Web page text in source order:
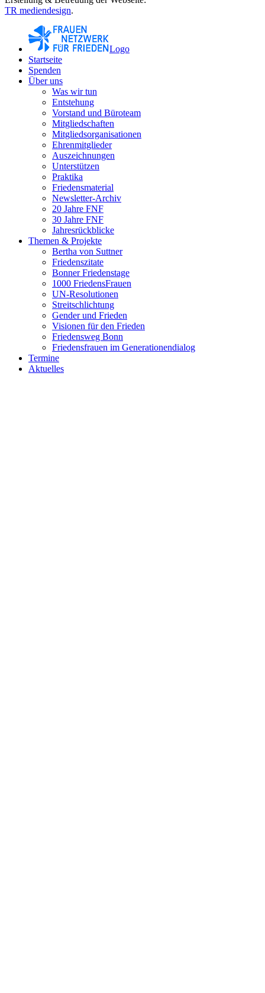
TR mediendesign.
Logo
Startseite
Spenden
Über uns
Was wir tun
Entstehung
Vorstand und Büroteam
Mitgliedschaften
Mitgliedsorganisationen
Ehrenmitglieder
Auszeichnungen
Unterstützen
Praktika
Friedensmaterial
Newsletter-Archiv
20 Jahre FNF
30 Jahre FNF
Jahresrückblicke
Themen & Projekte
Bertha von Suttner
Friedenszitate
Bonner Friedenstage
1000 FriedensFrauen
UN-Resolutionen
Streitschlichtung
Gender und Frieden
Visionen für den Frieden
Friedensweg Bonn
Friedensfrauen im Generationendialog
Termine
Aktuelles